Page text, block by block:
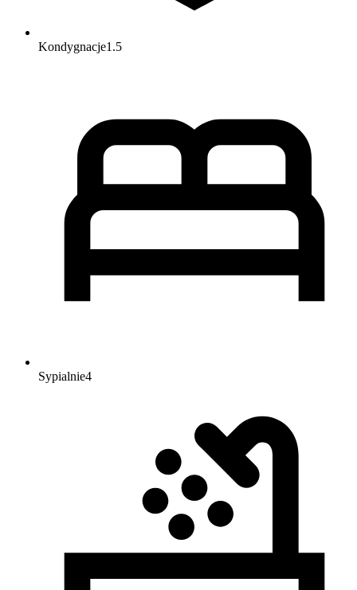
Kondygnacje1.5
Sypialnie4